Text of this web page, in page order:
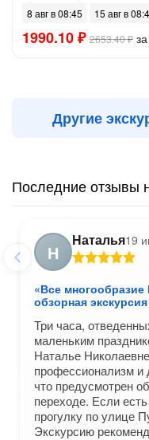
8 авг в 08:45 15 авг в
1990.10 ₽ 2653.40 ₽
Другие
Последние отзывы
Н
Наталья19
«Все
обзорная экскурсия
Три часа,
маленьким
Наталье
профессионализм и
что предусмотрен
переходе. Если
прогулку по улице
Экскурсию